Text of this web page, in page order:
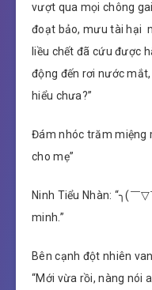
vượt qua mọi chông
đoạt bảo, mưu tài hại
liều chết đã cứu được
động đến rơi nước
hiểu chưa?”
Đám nhóc trăm miệng
cho mẹ”
Ninh Tiểu Nhàn: “╮(￣
minh.”
Bên cạnh đột nhiên
“Mới vừa rồi, nàng nói